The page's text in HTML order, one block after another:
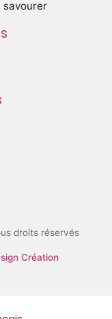
savourer
droits réservés
Création